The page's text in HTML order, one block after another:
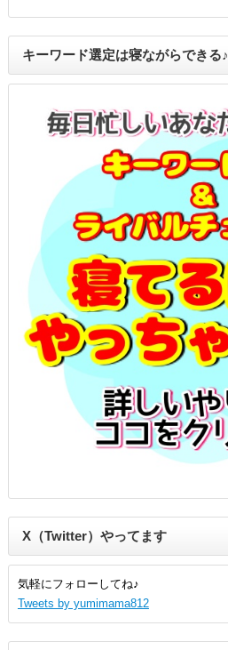
キーワード選定は寝ながらできる♪
X（Twitter）やってます
気軽にフォローしてね♪
Tweets by yumimama812